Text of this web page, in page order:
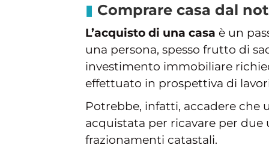
Comprare casa dal
L’acquisto di una casa è un
una persona, spesso frutto di
investimento immobiliare
effettuato in prospettiva di
Potrebbe, infatti, accadere che
acquistata per ricavare per
frazionamenti catastali.